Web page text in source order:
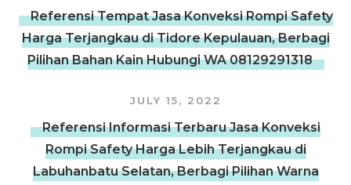
Referensi Tempat Jasa Konveksi Rompi Safety
Harga Terjangkau di Tidore Kepulauan, Berbagi
Pilihan Bahan Kain Hubungi WA 08129291318
JULY 15, 2022
Referensi Informasi Terbaru Jasa Konveksi
Rompi Safety Harga Lebih Terjangkau di
Labuhanbatu Selatan, Berbagi Pilihan Warna